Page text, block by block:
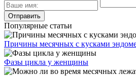
Популярные статьи
Причины месячных с кусками
Фазы цикла у женщины